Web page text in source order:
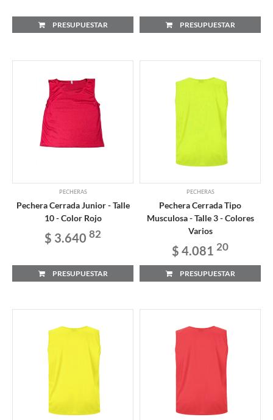
PRESUPUESTAR PRESUPUESTAR
PECHERAS
Pechera Cerrada Junior - Talle
10 - Color Rojo
$ 3.640 82
PRESUPUESTAR
PECHERAS
Pechera Cerrada Tipo
Musculosa - Talle 3 - Colores
Varios
$ 4.081 20
PRESUPUESTAR